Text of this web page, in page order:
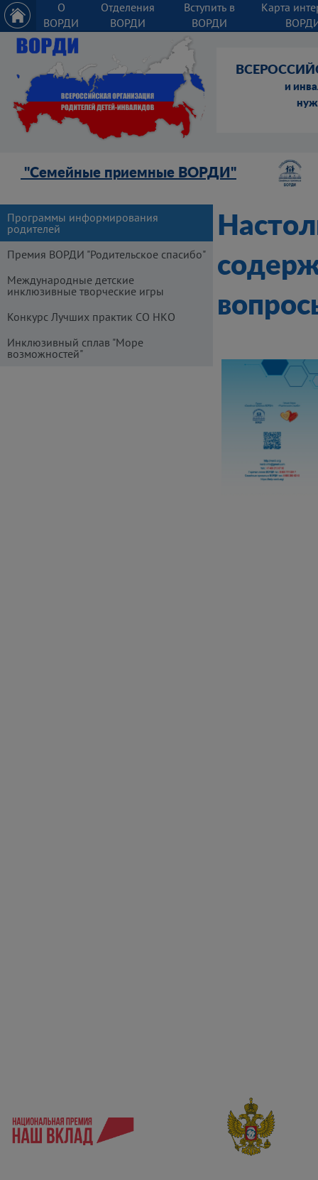
О
ВОРДИ
Отделения
ВОРДИ
Вступить в
ВОРДИ
Карта
и
"Семейные приемные ВОРДИ"
Программы информирования
родителей
Премия ВОРДИ "Родительское спасибо"
Международные детские
инклюзивные творческие игры
Конкурс Лучших практик СО НКО
Инклюзивный сплав "Море
возможностей"